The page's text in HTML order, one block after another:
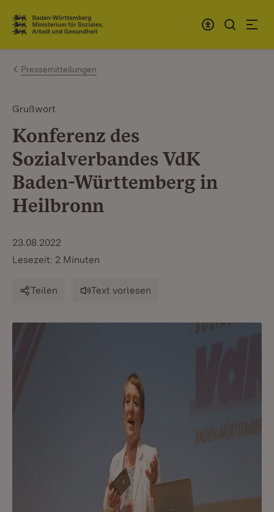
Zum Inhalt springen
Link zur Startseite
Pressemitteilungen
Grußwort
Konferenz des
Sozialverbandes VdK
Baden-Württemberg in
Heilbronn
23.08.2022
Lesezeit: 2 Minuten
Teilen Text vorlesen